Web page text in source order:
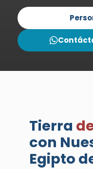
Tierra
con
Egipto